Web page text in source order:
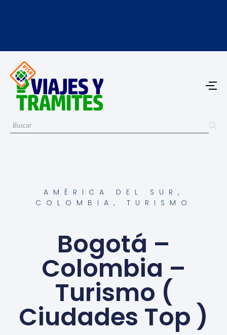
AMÉRICA DEL SUR ,
COLOMBIA , TURISMO
Bogotá –
Colombia –
Turismo (
Ciudades Top )